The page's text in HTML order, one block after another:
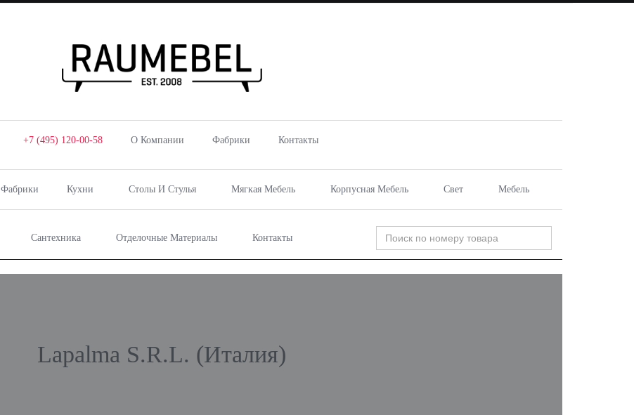
+7 (495) 120-00-58 О Компании Фабрики Контакты
Фабрики Кухни Столы И Стулья Мягкая Мебель Корпусная Мебель Свет Мебель
Сантехника Отделочные Материалы Контакты
Lapalma S.R.L. (Италия)